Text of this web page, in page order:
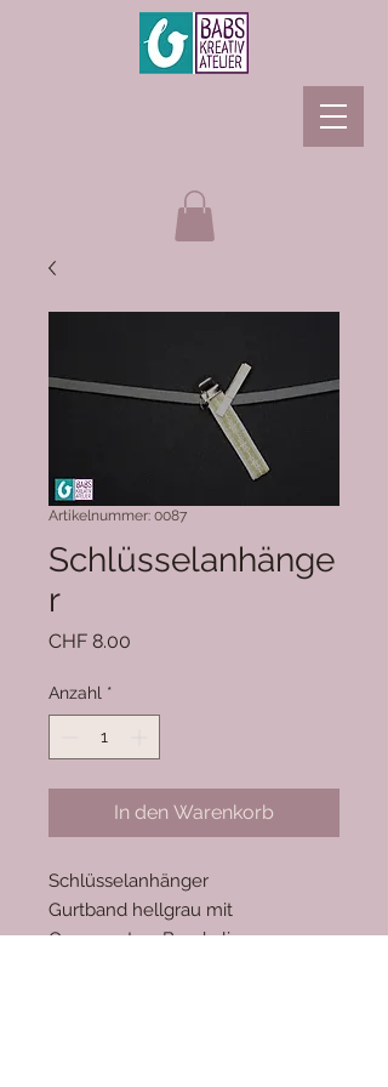
Artikelnummer: 0087
Schlüsselanhänge
r
CHF 8.00
Anzahl *
In den Warenkorb
Schlüsselanhänger
Gurtband hellgrau mit
Ornamenten-Band olive